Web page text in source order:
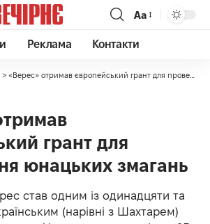
Аа
Реклама Контакти
> «Верес» отримав європейський грант для проведення юнацьких змагань
грант для
юнацьких змагань
став одним із одинадцяти та
(нарівні з Шахтарем)